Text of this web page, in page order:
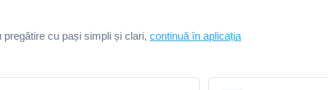
cu pași simpli și clari, continuă în aplicația